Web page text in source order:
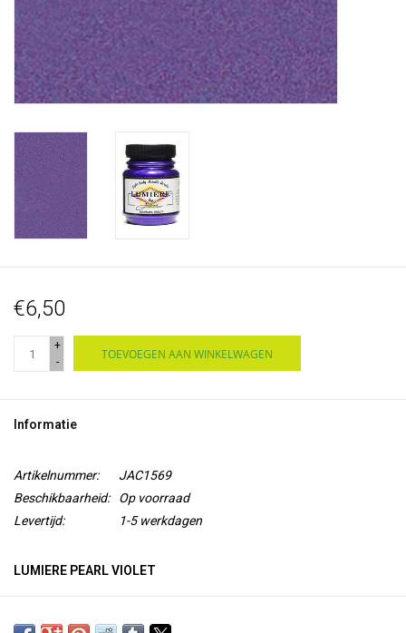
€6,50
+
-
TOEVOEGEN AAN WINKELWAGEN
Informatie
Artikelnummer:
JAC1569
Beschikbaarheid:
Op voorraad
Levertijd:
1-5 werkdagen
LUMIERE PEARL VIOLET
met micapigment voor een metallic of parelmoer